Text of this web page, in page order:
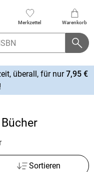
Merkzettel Warenkorb
überall, für nur7,95 €
!
Sortieren